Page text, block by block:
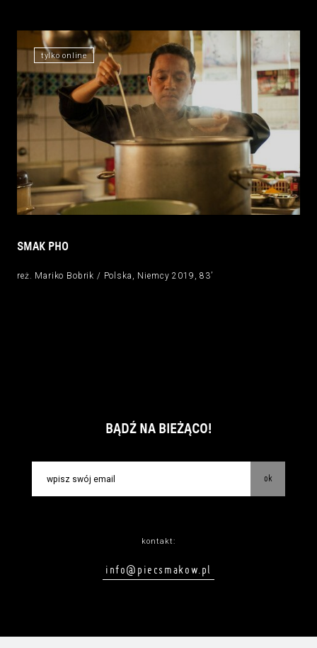
tylko online
SMAK PHO
reż. Mariko Bobrik / Polska, Niemcy 2019, 83’
BĄDŹ NA BIEŻĄCO!
ok
kontakt:
info@piecsmakow.pl